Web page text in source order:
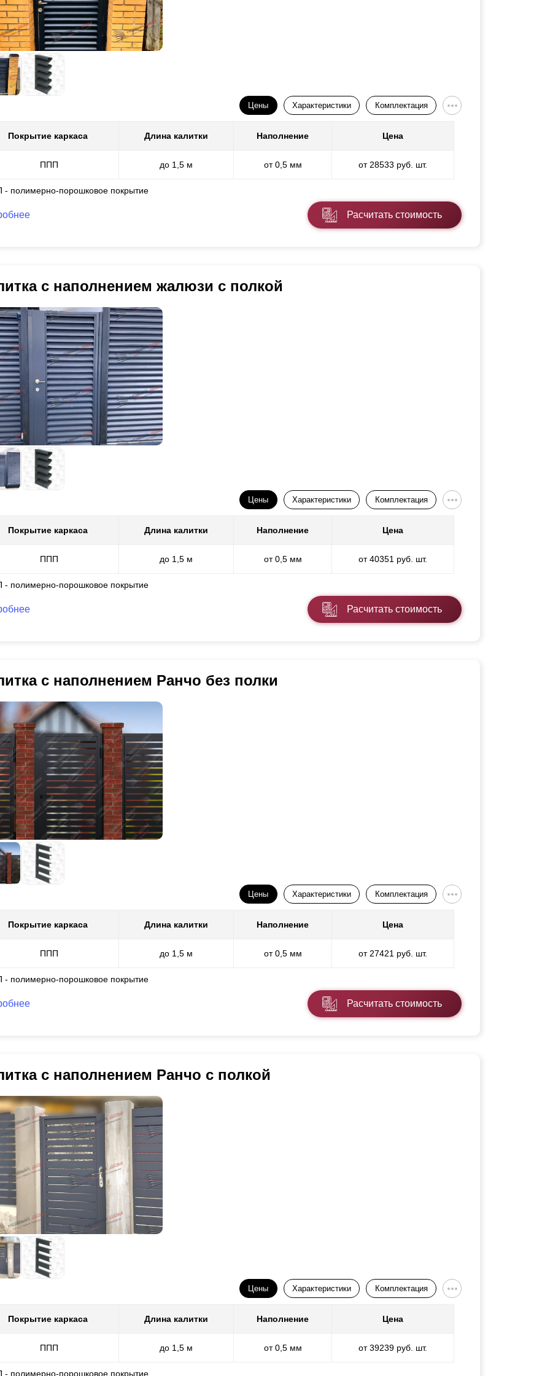
Цены Характеристики Комплектация
Покрытие каркаса Длина калитки Наполнение Цена
ППП до 1,5 м от 0,5 мм от 28533 руб. шт.
- полимерно-порошковое покрытие
Расчитать стоимость
с наполнением жалюзи с полкой
Цены Характеристики Комплектация
Покрытие каркаса Длина калитки Наполнение Цена
ППП до 1,5 м от 0,5 мм от 40351 руб. шт.
- полимерно-порошковое покрытие
Расчитать стоимость
с наполнением Ранчо без полки
Цены Характеристики Комплектация
Покрытие каркаса Длина калитки Наполнение Цена
ППП до 1,5 м от 0,5 мм от 27421 руб. шт.
- полимерно-порошковое покрытие
Расчитать стоимость
с наполнением Ранчо с полкой
Цены Характеристики Комплектация
Покрытие каркаса Длина калитки Наполнение Цена
ППП до 1,5 м от 0,5 мм от 39239 руб. шт.
- полимерно-порошковое покрытие